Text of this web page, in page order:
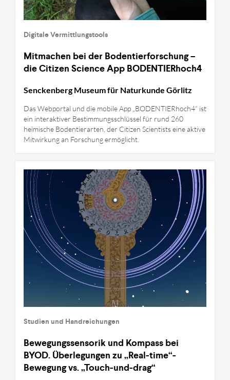
Digitale Vermittlungstools
Mitmachen bei der Bodentierforschung –
die Citizen Science App BODENTIERhoch4
Senckenberg Museum für Naturkunde Görlitz
Das Webportal und die mobile App „BODENTIERhoch4“ ist
ein interaktiver Bestimmungsschlüssel für rund 260
heimische Bodentierarten, der Citizen Scientists eine aktive
Mitwirkung an Forschung ermöglicht.
Studien und Handreichungen
Bewegungssensorik und Kompass bei
BYOD. Überlegungen zu „Real-time“-
Bewegung vs. „Touch-und-drag“